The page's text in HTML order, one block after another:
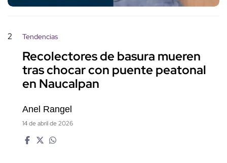
2 Tendencias
Recolectores de basura mueren
tras chocar con puente peatonal
en Naucalpan
Anel Rangel
14 de abril de 2026